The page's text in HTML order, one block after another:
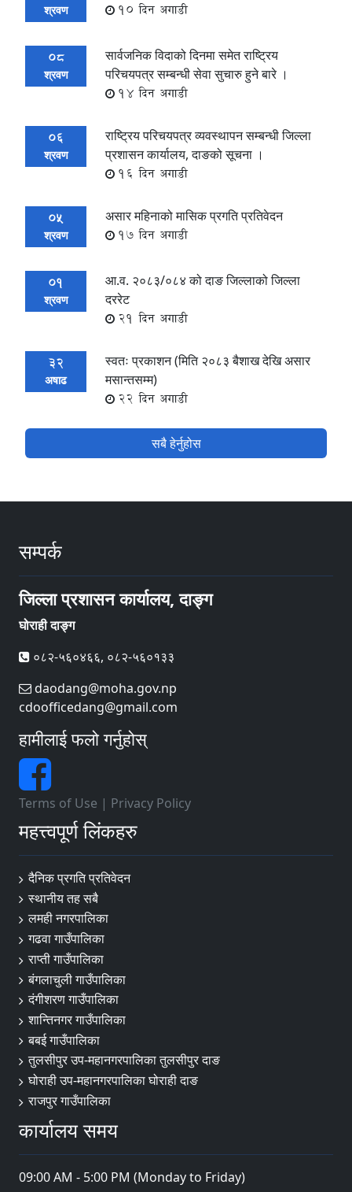
श्रवण 10 दिन अगाडी
08
श्रवण
सार्वजनिक विदाको दिनमा समेत राष्ट्रिय
परिचयपत्र सम्बन्धी सेवा सुचारु हुने बारे ।
14 दिन अगाडी
06
श्रवण
राष्ट्रिय परिचयपत्र व्यवस्थापन सम्बन्धी जिल्ला
प्रशासन कार्यालय, दाङको सूचना ।
16 दिन अगाडी
05
श्रवण
असार महिनाको मासिक प्रगति प्रतिवेदन
17 दिन अगाडी
01
श्रवण
आ.व. २०८३/०८४ को दाङ जिल्लाको जिल्ला
दररेट
21 दिन अगाडी
32
अषाढ
स्वतः प्रकाशन (मिति २०८३ बैशाख देखि असार
मसान्तसम्म)
22 दिन अगाडी
सबै हेर्नुहोस
सम्पर्क
जिल्ला प्रशासन कार्यालय, दाङ्ग
घोराही दाङ्ग
०८२-५६०४६६, ०८२-५६०१३३
daodang@moha.gov.np
cdoofficedang@gmail.com
हामीलाई फलो गर्नुहोस्
Terms of Use | Privacy Policy
महत्त्वपूर्ण लिंकहरु
दैनिक प्रगति प्रतिवेदन
स्थानीय तह सबै
लमही नगरपालिका
गढवा गाउँपालिका
राप्ती गाउँपालिका
बंगलाचुली गाउँपालिका
दंगीशरण गाउँपालिका
शान्तिनगर गाउँपालिका
बबई गाउँपालिका
तुलसीपुर उप-महानगरपालिका तुलसीपुर दाङ
घोराही उप-महानगरपालिका घोराही दाङ
राजपुर गाउँपालिका
कार्यालय समय
09:00 AM - 5:00 PM (Monday to Friday)